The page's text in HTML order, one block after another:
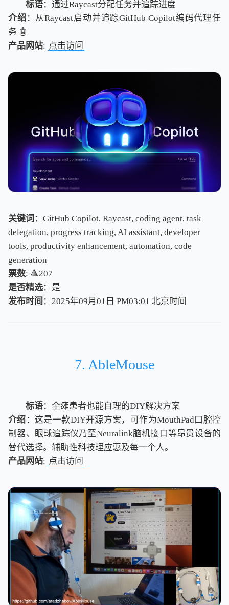
标语：通过Raycast分配任务并追踪进度
介绍 ：从Raycast启动并追踪GitHub Copilot编码代理任
务 🤖
产品网站: 点击访问
关键词 ：GitHub Copilot, Raycast, coding agent, task
delegation, progress tracking, AI assistant, developer
tools, productivity enhancement, automation, code
generation
票数: 🔺207
是否精选：是
发布时间 ：2025年09月01日 PM03:01 北京时间
北京时间
7. AbleMouse
标语：全瘫患者也能自理的DIY解决方案
介绍 ：这是一款DIY开源方案，可作为MouthPad口腔控
制器、眼球追踪仪乃至Neuralink脑机接口等昂贵设备的
替代选择。辅助性科技理应惠及每一个人。
产品网站: 点击访问